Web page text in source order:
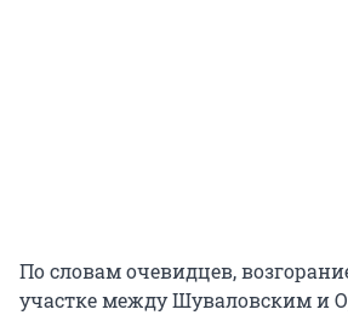
По словам очевидцев,
участке между Шуваловским и